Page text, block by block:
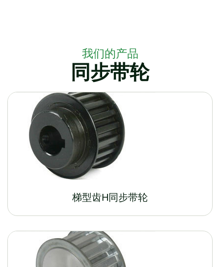
我们的产品
同步带轮
梯型齿H同步带轮